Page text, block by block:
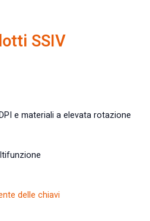
SSIV
e materiali a elevata rotazione
delle chiavi